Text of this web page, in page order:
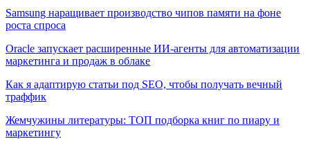
Samsung наращивает производство чипов памяти на фоне
роста спроса
Oracle запускает расширенные ИИ‑агенты для автоматизации
маркетинга и продаж в облаке
Как я адаптирую статьи под SEO, чтобы получать вечный
траффик
Жемчужины литературы: ТОП подборка книг по пиару и
маркетингу